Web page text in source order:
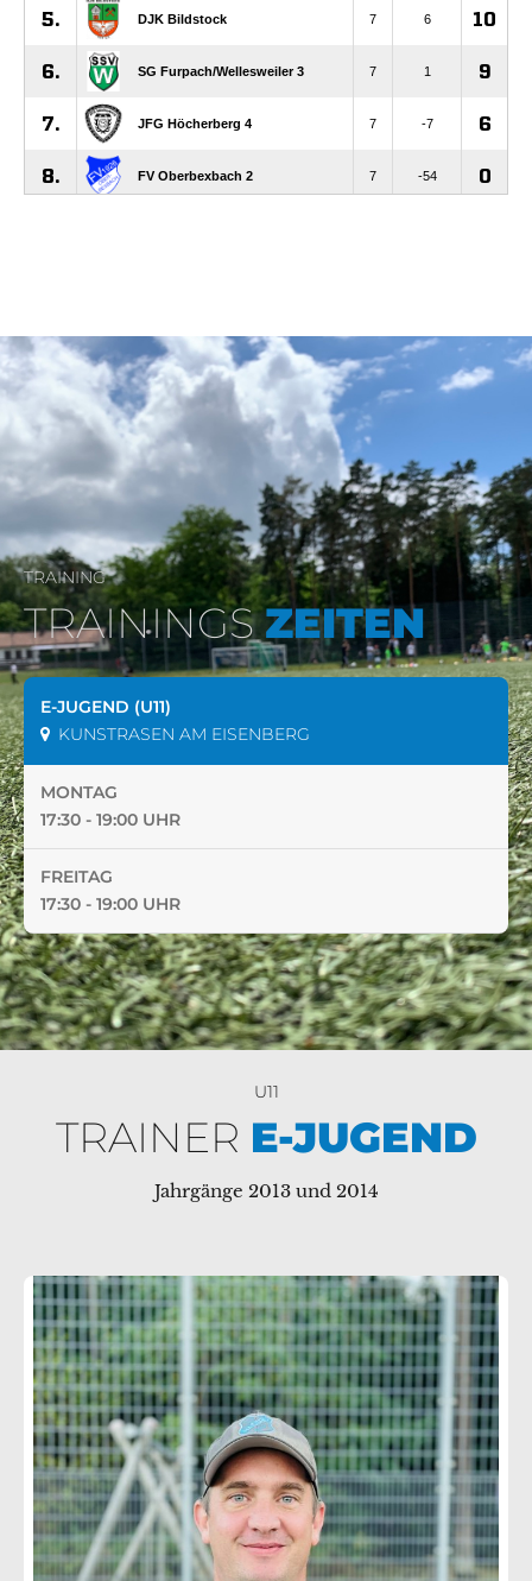
TRAINING
TRAININGSZEITEN
E-JUGEND (U11)
KUNSTRASEN AM EISENBERG
MONTAG
17:30 - 19:00 UHR
FREITAG
17:30 - 19:00 UHR
U11
TRAINER E-JUGEND
Jahrgänge 2013 und 2014